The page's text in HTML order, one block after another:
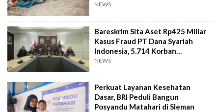
NEWS
Bareskrim Sita Aset Rp425 Miliar
Kasus Fraud PT Dana Syariah
Indonesia, 5.714 Korban
Terverifikasai
NEWS
Perkuat Layanan Kesehatan
Dasar, BRI Peduli Bangun
Posyandu Matahari di Sleman